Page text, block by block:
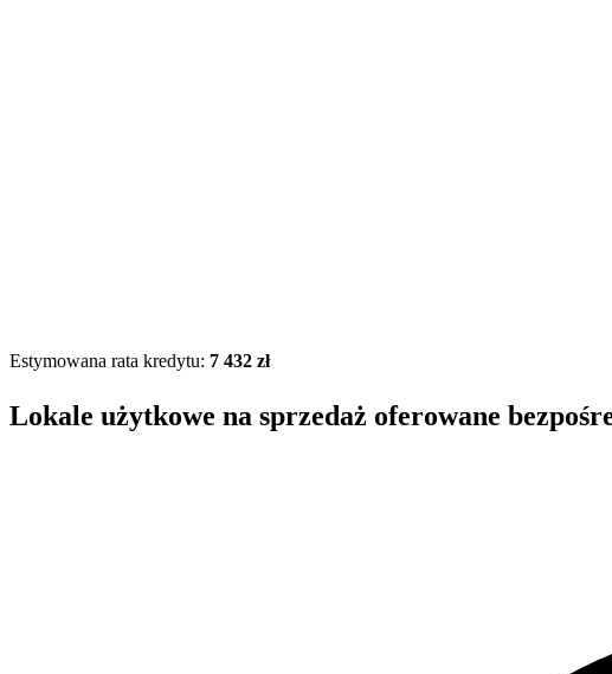
Estymowana rata kredytu: 7 432 zł
Lokale użytkowe na sprzedaż oferowane